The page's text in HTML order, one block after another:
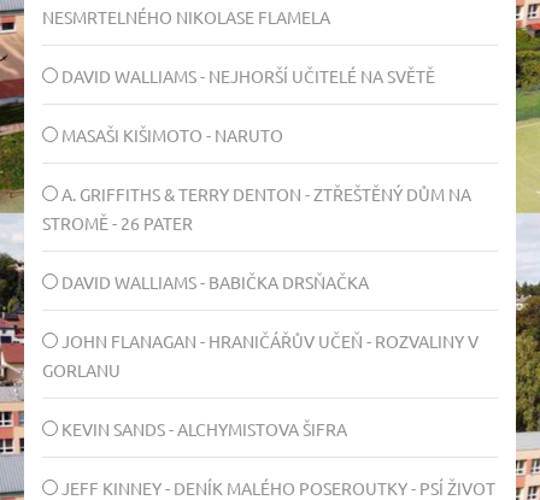
NESMRTELNÉHO NIKOLASE FLAMELA
DAVID WALLIAMS - NEJHORŠÍ UČITELÉ NA SVĚTĚ
MASAŠI KIŠIMOTO - NARUTO
A. GRIFFITHS & TERRY DENTON - ZTŘEŠTĚNÝ DŮM NA
STROMĚ - 26 PATER
DAVID WALLIAMS - BABIČKA DRSŇAČKA
JOHN FLANAGAN - HRANIČÁŘŮV UČEŇ - ROZVALINY V
GORLANU
KEVIN SANDS - ALCHYMISTOVA ŠIFRA
JEFF KINNEY - DENÍK MALÉHO POSEROUTKY - PSÍ ŽIVOT